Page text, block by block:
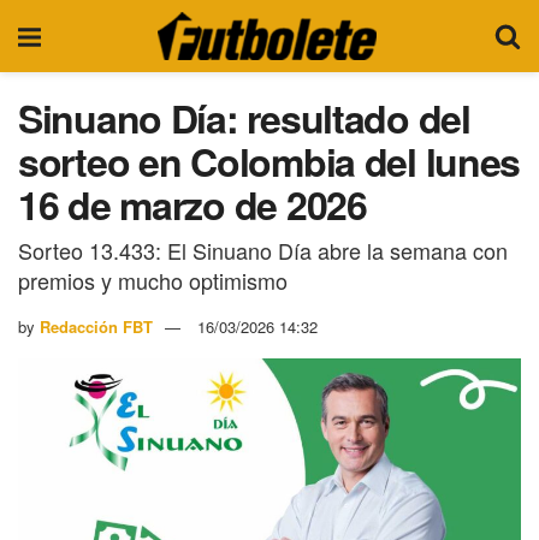
Sinuano Día: resultado del
sorteo en Colombia del lunes
16 de marzo de 2026
Sorteo 13.433: El Sinuano Día abre la semana con
premios y mucho optimismo
by Redacción FBT 16/03/2026 14:32